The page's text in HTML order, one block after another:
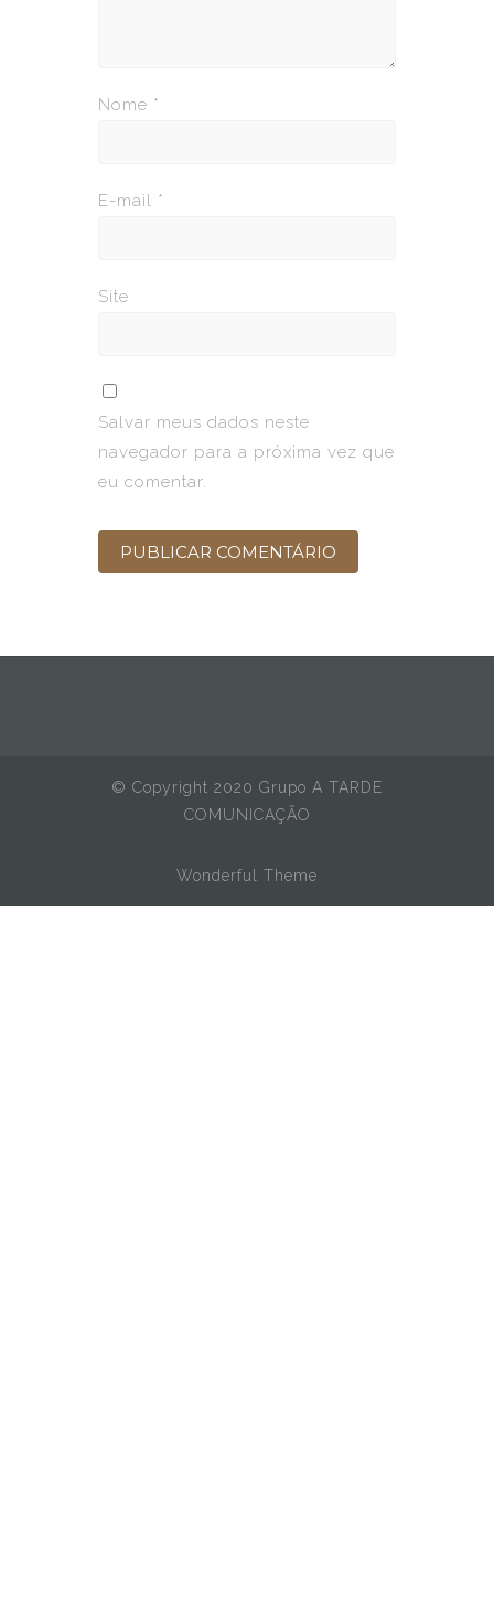
Nome *
E-mail *
Site
Salvar meus dados neste
navegador para a próxima vez que
eu comentar.
© Copyright 2020 Grupo A TARDE
COMUNICAÇÃO
Wonderful Theme